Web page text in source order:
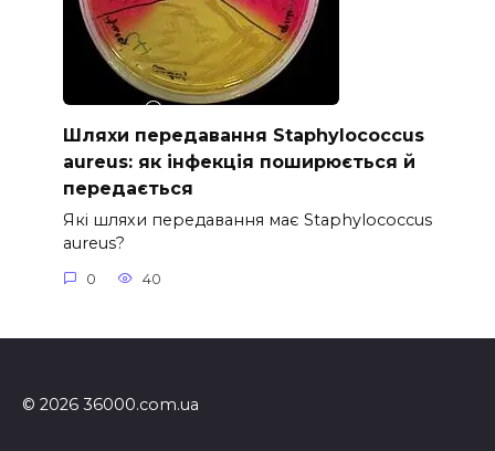
Шляхи передавання Staphylococcus
aureus: як інфекція поширюється й
передається
Які шляхи передавання має Staphylococcus
aureus?
0 40
© 2026 36000.com.ua